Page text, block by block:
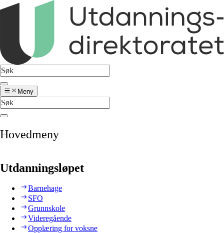
Meny
Hovedmeny
Utdanningsløpet
Barnehage
SFO
Grunnskole
Videregående
Opplæring for voksne